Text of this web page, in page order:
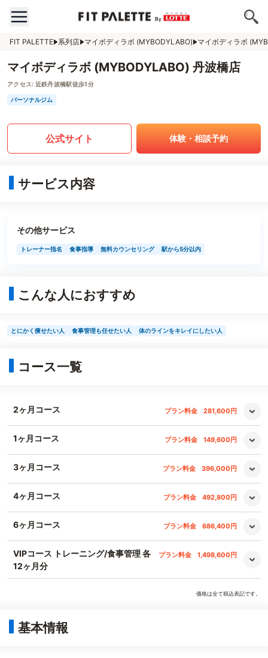
FIT PALETTE 系列店 マイボディラボ (MYBODYLABO) マイボディラボ
マイボディラボ (MYBODYLABO) 丹波橋店
アクセス: 近鉄丹波橋駅徒歩1分
パーソナルジム
公式サイト 体験・相談予約
サービス内容
その他サービス
トレーナー指名 食事指導 無料カウンセリング 駅から5分以内
こんな人におすすめ
とにかく痩せたい人 食事管理も任せたい人 体のラインをキレイにしたい人
コース一覧
2ヶ月コース プラン料金 281,600円
1ヶ月コース プラン料金 149,600円
3ヶ月コース プラン料金 396,000円
4ヶ月コース プラン料金 492,800円
6ヶ月コース プラン料金 686,400円
VIPコース トレーニング/食事管理 各
12ヶ月分
プラン料金 1,498,600円
価格は全て税込表記です。
基本情報